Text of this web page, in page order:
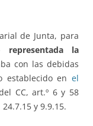
de Junta, para
representada la
con las debidas
establecido en el
CC, art.º 6 y 58
24.7.15 y 9.9.15.